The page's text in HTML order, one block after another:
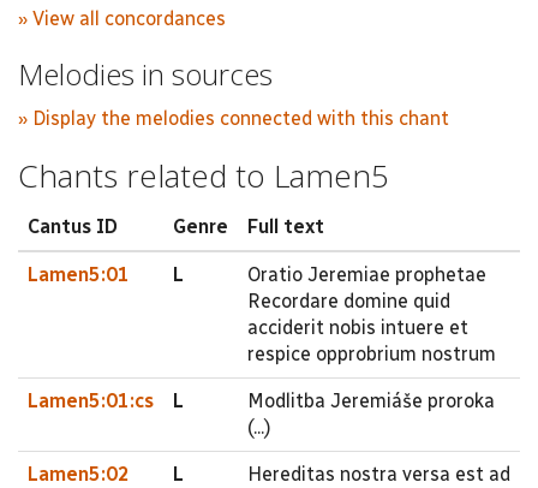
» View all concordances
Melodies in sources
» Display the melodies connected with this chant
Chants related to Lamen5
Cantus ID Genre Full text
Lamen5:01 L
Oratio Jeremiae prophetae
Recordare domine quid
acciderit nobis intuere et
respice opprobrium nostrum
Lamen5:01:cs L
Modlitba Jeremiáše proroka
(...)
Lamen5:02 L
Hereditas nostra versa est ad